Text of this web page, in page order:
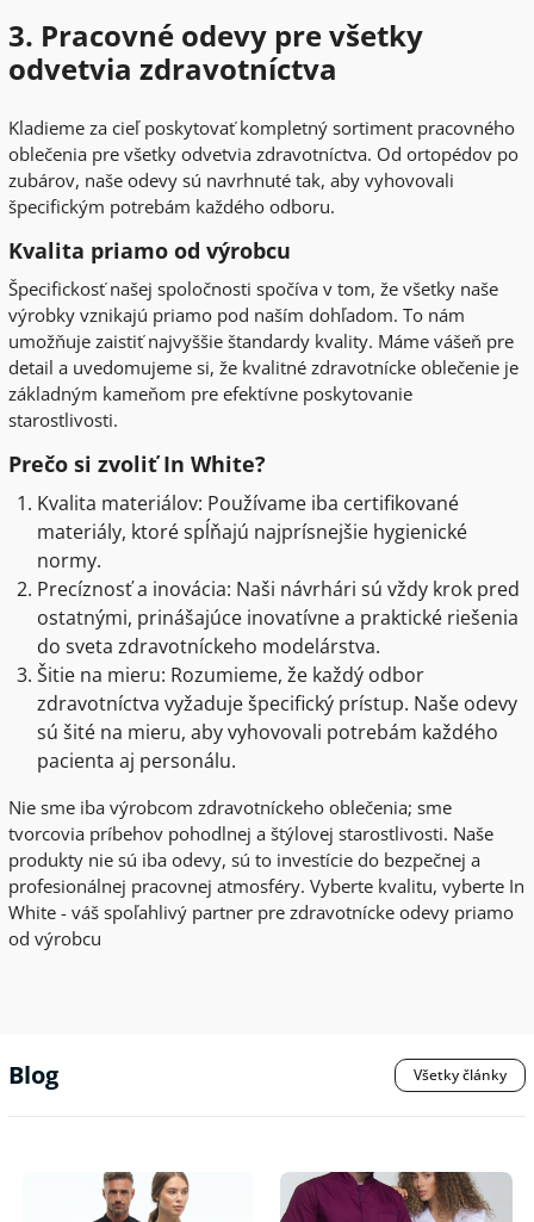
3. Pracovné odevy pre všetky
odvetvia zdravotníctva
Kladieme za cieľ poskytovať kompletný sortiment pracovného
oblečenia pre všetky odvetvia zdravotníctva. Od ortopédov po
zubárov, naše odevy sú navrhnuté tak, aby vyhovovali
špecifickým potrebám každého odboru.
Kvalita priamo od výrobcu
Špecifickosť našej spoločnosti spočíva v tom, že všetky naše
výrobky vznikajú priamo pod naším dohľadom. To nám
umožňuje zaistiť najvyššie štandardy kvality. Máme vášeň pre
detail a uvedomujeme si, že kvalitné zdravotnícke oblečenie je
základným kameňom pre efektívne poskytovanie
starostlivosti.
Prečo si zvoliť In White?
Kvalita materiálov: Používame iba certifikované
materiály, ktoré spĺňajú najprísnejšie hygienické
normy.
Precíznosť a inovácia: Naši návrhári sú vždy krok pred
ostatnými, prinášajúce inovatívne a praktické riešenia
do sveta zdravotníckeho modelárstva.
Šitie na mieru: Rozumieme, že každý odbor
zdravotníctva vyžaduje špecifický prístup. Naše odevy
sú šité na mieru, aby vyhovovali potrebám každého
pacienta aj personálu.
Nie sme iba výrobcom zdravotníckeho oblečenia; sme
tvorcovia príbehov pohodlnej a štýlovej starostlivosti. Naše
produkty nie sú iba odevy, sú to investície do bezpečnej a
profesionálnej pracovnej atmosféry. Vyberte kvalitu, vyberte In
White - váš spoľahlivý partner pre zdravotnícke odevy priamo
od výrobcu
Blog Všetky články